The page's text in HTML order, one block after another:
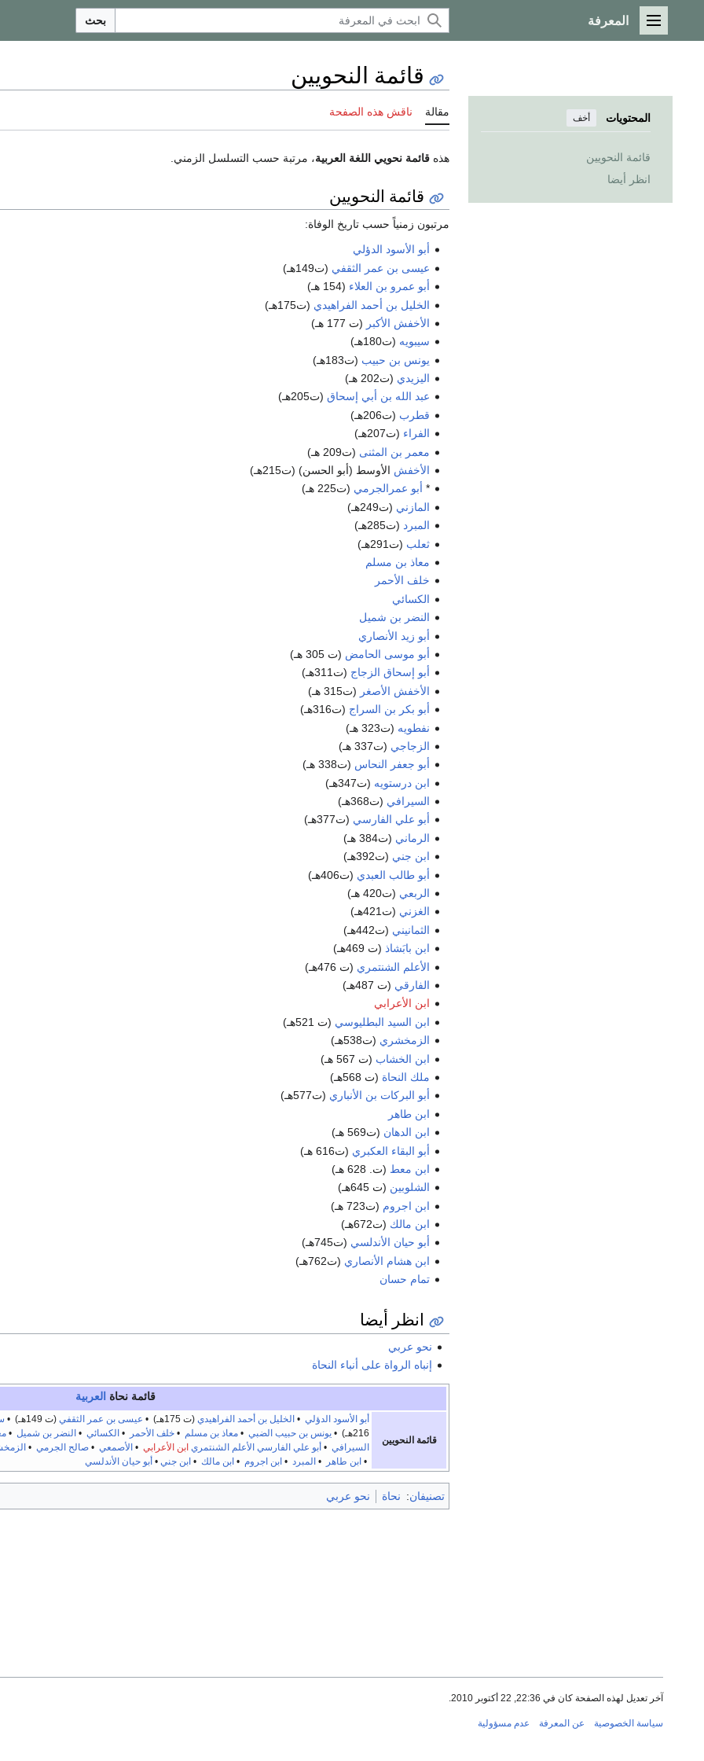
القائمة الرئيسية
المعرفة بحث
المحتويات أخف
قائمة النحويين
انظر أيضا
قائمة النحويين
مقالة ناقش هذه الصفحة
هذه قائمة نحويي اللغة العربية، مرتبة حسب التسلسل الزمني.
قائمة النحويين
مرتبون زمنياً حسب تاريخ الوفاة:
أبو الأسود الدؤلي
عيسى بن عمر الثقفي (ت149هـ)
أبو عمرو بن العلاء (154 هـ)
الخليل بن أحمد الفراهيدي (ت175هـ)
الأخفش الأكبر (ت 177 هـ)
سيبويه (ت180هـ)
يونس بن حبيب (ت183هـ)
اليزيدي (ت202 هـ)
عبد الله بن أبي إسحاق (ت205هـ)
قطرب (ت206هـ)
الفراء (ت207هـ)
معمر بن المثنى (ت209 هـ)
الأخفش الأوسط (أبو الحسن) (ت215هـ)
* أبو عمرالجرمي (ت225 هـ)
المازني (ت249هـ)
المبرد (ت285هـ)
ثعلب (ت291هـ)
معاذ بن مسلم
خلف الأحمر
الكسائي
النضر بن شميل
أبو زيد الأنصاري
أبو موسى الحامض (ت 305 هـ)
أبو إسحاق الزجاج (ت311هـ)
الأخفش الأصغر (ت315 هـ)
أبو بكر بن السراج (ت316هـ)
نفطويه (ت323 هـ)
الزجاجي (ت337 هـ)
أبو جعفر النحاس (ت338 هـ)
ابن درستويه (ت347هـ)
السيرافي (ت368هـ)
أبو علي الفارسي (ت377هـ)
الرماني (ت384 هـ)
ابن جني (ت392هـ)
أبو طالب العبدي (ت406هـ)
الربعي (ت420 هـ)
الغزني (ت421هـ)
الثمانيني (ت442هـ)
ابن بابَشاذ (ت 469هـ)
الأعلم الشنتمري (ت 476هـ)
الفارقي (ت 487هـ)
ابن الأعرابي
ابن السيد البطليوسي (ت 521هـ)
الزمخشري (ت538هـ)
ابن الخشاب (ت 567 هـ)
ملك النحاة (ت 568هـ)
أبو البركات بن الأنباري (ت577هـ)
ابن طاهر
ابن الدهان (ت569 هـ)
أبو البقاء العكبري (ت616 هـ)
ابن معط (ت. 628 هـ)
الشلوبين (ت 645هـ)
ابن اجروم (ت723 هـ)
ابن مالك (ت672هـ)
أبو حيان الأندلسي (ت745هـ)
ابن هشام الأنصاري (ت762هـ)
تمام حسان
انظر أيضا
نحو عربي
إنباه الرواة على أنباء النحاة
قائمة نحاة العربية
قائمة النحويين
أبو الأسود الدؤلي •الخليل بن أحمد الفراهيدي (ت 175هـ) • عيسى بن عمر الثقفي (ت 149هـ) •
216هـ) •
يونس بن حبيب الضبي •معاذ بن مسلم •خلف الأحمر •الكسائي •النضر بن شميل •
السيرافي •أبو علي الفارسي الأعلم الشنتمري ابن الأعرابي •الأصمعي •صالح الجرمي •
•ابن طاهر •المبرد •ابن اجروم •ابن مالك •ابن جني •أبو حيان الأندلسي
تصنيفان: نحاة نحو عربي
آخر تعديل لهذه الصفحة كان في 22:36, 22 أكتوبر 2010.
سياسة الخصوصية عن المعرفة عدم مسؤولية